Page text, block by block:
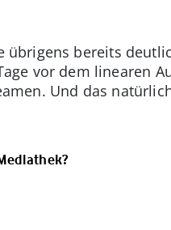
bereits
vor dem linearen
Und das